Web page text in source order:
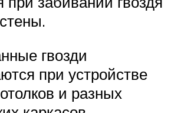
гвозди
при устройстве
и разных